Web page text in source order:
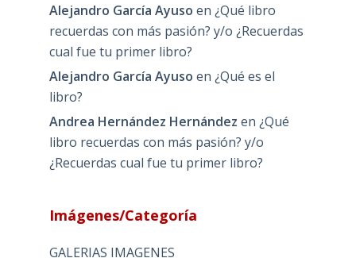
Alejandro García Ayuso en ¿Qué libro
recuerdas con más pasión? y/o ¿Recuerdas
cual fue tu primer libro?
Alejandro García Ayuso en ¿Qué es el
libro?
Andrea Hernández Hernández en ¿Qué
libro recuerdas con más pasión? y/o
¿Recuerdas cual fue tu primer libro?
Imágenes/Categoría
GALERIAS IMAGENES